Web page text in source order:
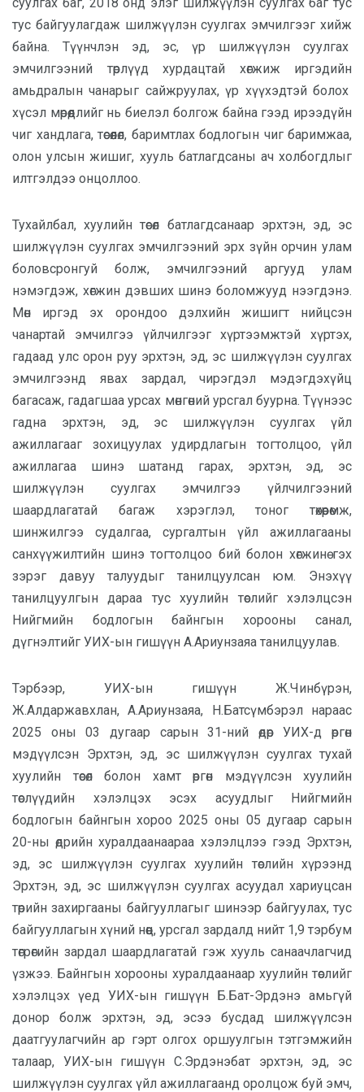
тус байгуулагдаж шилжүүлэн суулгах эмчилгээг хийж
байна. Түүнчлэн эд, эс, үр шилжүүлэн суулгах
эмчилгээний төрлүүд хурдацтай хөгжиж иргэдийн
амьдралын чанарыг сайжруулах, үр хүүхэдтэй болох
хүсэл мөрөөдлийг нь биелэл болгож байна гээд ирээдүйн
чиг хандлага, төсөөлөл, баримтлах бодлогын чиг баримжаа,
олон улсын жишиг, хууль батлагдсаны ач холбогдлыг
илтгэлдээ онцоллоо.
Тухайлбал, хуулийн төсөл батлагдсанаар эрхтэн, эд, эс
шилжүүлэн суулгах эмчилгээний эрх зүйн орчин улам
боловсронгуй болж, эмчилгээний аргууд улам
нэмэгдэж, хөгжин дэвших шинэ боломжууд нээгдэнэ.
Мөн иргэд эх орондоо дэлхийн жишигт нийцсэн
чанартай эмчилгээ үйлчилгээг хүртээмжтэй хүртэх,
гадаад улс орон руу эрхтэн, эд, эс шилжүүлэн суулгах
эмчилгээнд явах зардал, чирэгдэл мэдэгдэхүйц
багасаж, гадагшаа урсах мөнгөний урсгал буурна. Түүнээс
гадна эрхтэн, эд, эс шилжүүлэн суулгах үйл
ажиллагааг зохицуулах удирдлагын тогтолцоо, үйл
ажиллагаа шинэ шатанд гарах, эрхтэн, эд, эс
шилжүүлэн суулгах эмчилгээ үйлчилгээний
шаардлагатай багаж хэрэглэл, тоног төхөөрөмж,
шинжилгээ судалгаа, сургалтын үйл ажиллагааны
санхүүжилтийн шинэ тогтолцоо бий болон хөгжинө гэх
зэрэг давуу талуудыг танилцуулсан юм. Энэхүү
танилцуулгын дараа тус хуулийн төслийг хэлэлцсэн
Нийгмийн бодлогын байнгын хорооны санал,
дүгнэлтийг УИХ-ын гишүүн А.Ариунзаяа танилцуулав.
Тэрбээр, УИХ-ын гишүүн Ж.Чинбүрэн,
Ж.Алдаржавхлан, А.Ариунзаяа, Н.Батсүмбэрэл нараас
2025 оны 03 дугаар сарын 31-ний өдөр УИХ-д өргөн
мэдүүлсэн Эрхтэн, эд, эс шилжүүлэн суулгах тухай
хуулийн төсөл болон хамт өргөн мэдүүлсэн хуулийн
төслүүдийн хэлэлцэх эсэх асуудлыг Нийгмийн
бодлогын байнгын хороо 2025 оны 05 дугаар сарын
20-ны өдрийн хуралдаанаараа хэлэлцлээ гээд Эрхтэн,
эд, эс шилжүүлэн суулгах хуулийн төслийн хүрээнд
Эрхтэн, эд, эс шилжүүлэн суулгах асуудал хариуцсан
төрийн захиргааны байгууллагыг шинээр байгyулах, тус
байгууллагын хүний нөөц, урсгал зардалд нийт 1,9 тэрбум
төгрөгийн зардал шаардлагатай гэж хууль санаачлагчид
үзжээ. Байнгын хорооны хуралдаанаар хуулийн төслийг
хэлэлцэх үед УИХ-ын гишүүн Б.Бат-Эрдэнэ амьгүй
донор болж эрхтэн, эд, эсээ бусдад шилжүүлсэн
даатгуулагчийн ар гэрт олгох оршуулгын тэтгэмжийн
талаар, УИХ-ын гишүүн С.Эрдэнэбат эрхтэн, эд, эс
шилжүүлэн суулгах үйл ажиллагаанд оролцож буй эмч,